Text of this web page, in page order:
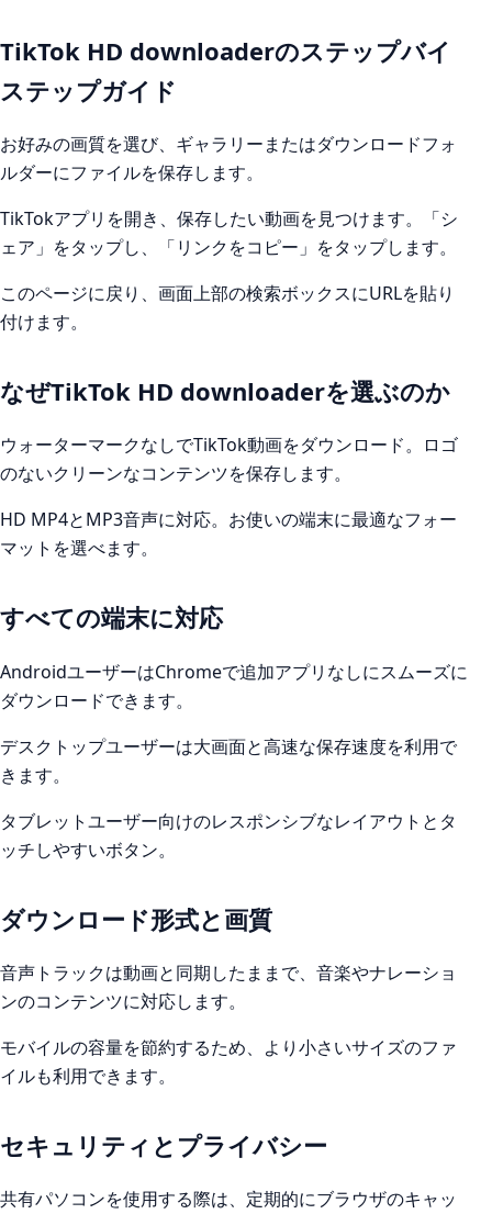
TikTok HD downloaderのステップバイ
ステップガイド
お好みの画質を選び、ギャラリーまたはダウンロードフォ
ルダーにファイルを保存します。
TikTokアプリを開き、保存したい動画を見つけます。「シ
ェア」をタップし、「リンクをコピー」をタップします。
このページに戻り、画面上部の検索ボックスにURLを貼り
付けます。
なぜTikTok HD downloaderを選ぶのか
ウォーターマークなしでTikTok動画をダウンロード。ロゴ
のないクリーンなコンテンツを保存します。
HD MP4とMP3音声に対応。お使いの端末に最適なフォー
マットを選べます。
すべての端末に対応
AndroidユーザーはChromeで追加アプリなしにスムーズに
ダウンロードできます。
デスクトップユーザーは大画面と高速な保存速度を利用で
きます。
タブレットユーザー向けのレスポンシブなレイアウトとタ
ッチしやすいボタン。
ダウンロード形式と画質
音声トラックは動画と同期したままで、音楽やナレーショ
ンのコンテンツに対応します。
モバイルの容量を節約するため、より小さいサイズのファ
イルも利用できます。
セキュリティとプライバシー
共有パソコンを使用する際は、定期的にブラウザのキャッ